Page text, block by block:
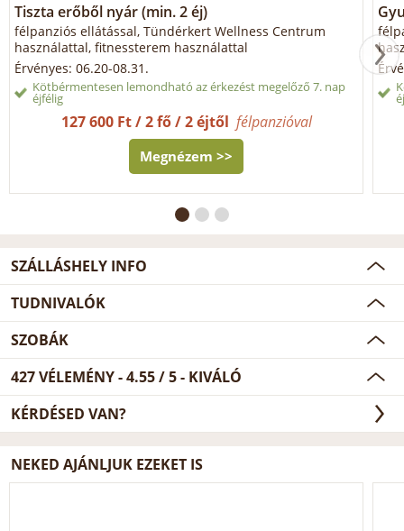
Tiszta erőből nyár (min. 2 éj)
félpanziós ellátással, Tündérkert Wellness Centrum
használattal, fitnessterem használattal
Érvényes: 06.20-08.31.
Kötbérmentesen lemondható az érkezést megelőző 7. nap
éjfélig
127 600 Ft / 2 fő / 2 éjtől félpanzióval
Megnézem >>
SZÁLLÁSHELY INFO
TUDNIVALÓK
SZOBÁK
427VÉLEMÉNY -4.55/5- KIVÁLÓ
KÉRDÉSED VAN?
NEKED AJÁNLJUK EZEKET IS